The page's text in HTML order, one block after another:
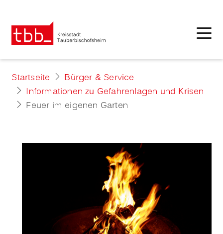
Startseite
Bürger & Service
Informationen zu Gefahrenlagen und Krisen
Feuer im eigenen Garten